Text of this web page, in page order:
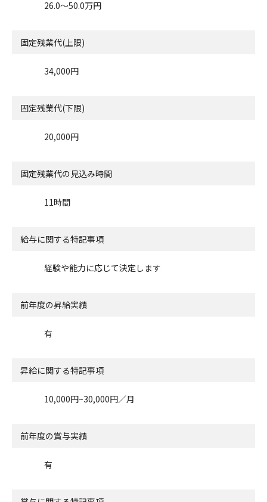
26.0〜50.0万円
固定残業代(上限)
34,000円
固定残業代(下限)
20,000円
固定残業代の見込み時間
11時間
給与に関する特記事項
経験や能力に応じて決定します
前年度の昇給実績
有
昇給に関する特記事項
10,000円~30,000円／月
前年度の賞与実績
有